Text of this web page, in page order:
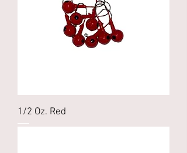
1/2 Oz. Red